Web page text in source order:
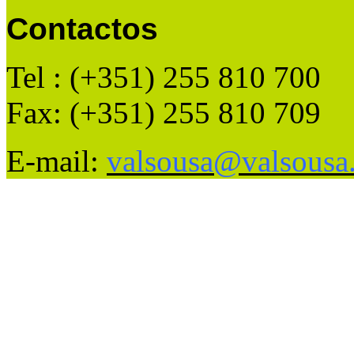
Contactos
Tel : (+351) 255 810 700
Fax: (+351) 255 810 709
E-mail: